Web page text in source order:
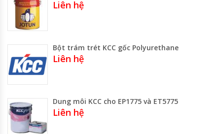
Liên hệ
Bột trám trét KCC gốc Polyurethane
Liên hệ
Dung môi KCC cho EP1775 và ET5775
Liên hệ